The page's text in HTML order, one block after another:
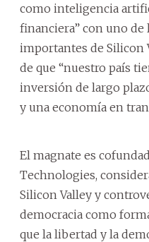
como inteligencia
financiera” con uno de
importantes de Silicon
de que “nuestro país
inversión de largo
y una economía en
El magnate es
Technologies,
Silicon Valley y
democracia como
que la libertad y la